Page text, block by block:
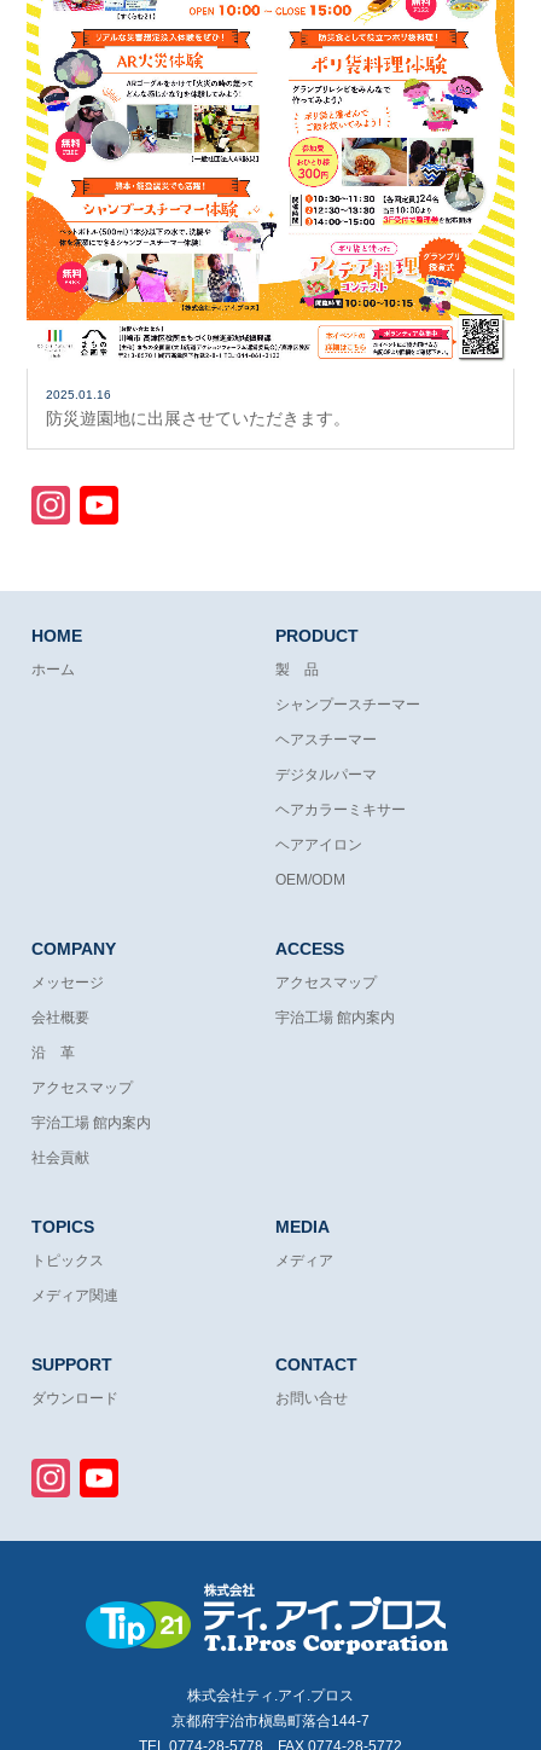
2025.01.16
防災遊園地に出展させていただきます。
Instagram
HOME
ホーム
PRODUCT
製 品
シャンプースチーマー
ヘアスチーマー
デジタルパーマ
ヘアカラーミキサー
ヘアアイロン
OEM/ODM
COMPANY
メッセージ
会社概要
沿 革
アクセスマップ
宇治工場 館内案内
社会貢献
ACCESS
アクセスマップ
宇治工場 館内案内
TOPICS
トピックス
メディア関連
MEDIA
メディア
SUPPORT
ダウンロード
CONTACT
お問い合せ
Instagram
株式会社ティ.アイ.プロス
京都府宇治市槇島町落合144-7
TEL 0774-28-5778 FAX 0774-28-5772